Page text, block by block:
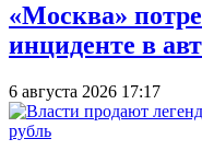
«Москва»
инциденте в
6 августа 2026 17:17